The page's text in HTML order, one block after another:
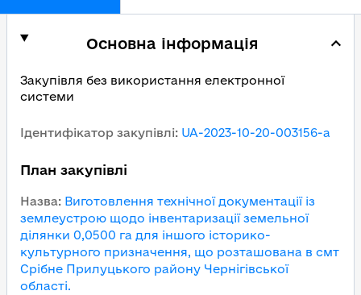
Основна інформація
Закупівля без використання електронної
системи
Ідентифікатор закупівлі: UA-2023-10-20-003156-a
План закупівлі
Назва: Виготовлення технічної документації із
землеустрою щодо інвентаризації земельної
ділянки 0,0500 га для іншого історико-
культурного призначення, що розташована в смт
Срібне Прилуцького району Чернігівської
області.